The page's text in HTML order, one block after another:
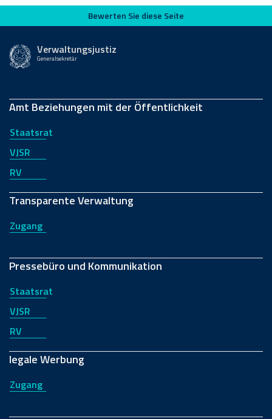
Bewerten Sie diese Seite
Bewerten Sie diese Seite
Verwaltungsjustiz
Generalsekretär
Amt Beziehungen mit der Öffentlichkeit
Staatsrat
VJSR
RV
Transparente Verwaltung
Zugang
Pressebüro und Kommunikation
Staatsrat
VJSR
RV
legale Werbung
Zugang